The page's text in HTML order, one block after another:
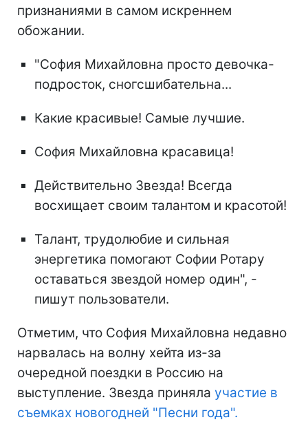
признаниями в самом искреннем
обожании.
"София Михайловна просто девочка-
подросток, сногсшибательна...
Какие красивые! Самые лучшие.
София Михайловна красавица!
Действительно Звезда! Всегда
восхищает своим талантом и красотой!
Талант, трудолюбие и сильная
энергетика помогают Софии Ротару
оставаться звездой номер один", -
пишут пользователи.
Отметим, что София Михайловна недавно
нарвалась на волну хейта из-за
очередной поездки в Россию на
выступление. Звезда приняла участие в
съемках новогодней "Песни года".